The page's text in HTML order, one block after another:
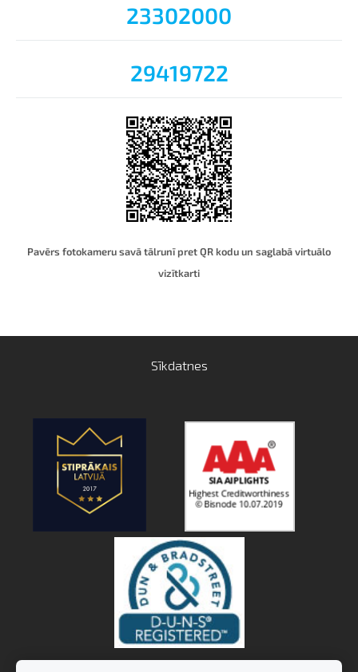
23302000
29419722
Pavērs fotokameru savā tālrunī pret QR kodu un saglabā virtuālo
vizītkarti
Sīkdatnes